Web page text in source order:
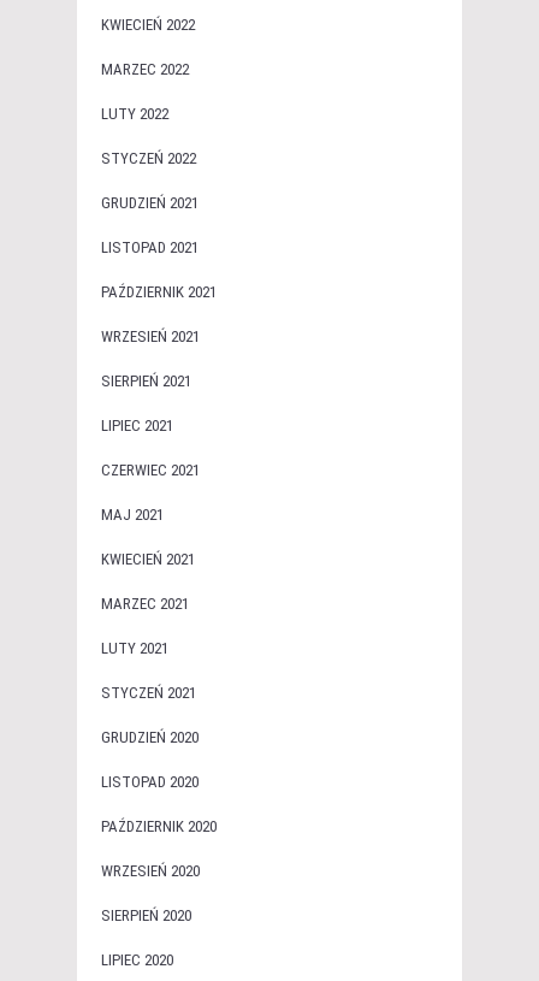
KWIECIEŃ 2022
MARZEC 2022
LUTY 2022
STYCZEŃ 2022
GRUDZIEŃ 2021
LISTOPAD 2021
PAŹDZIERNIK 2021
WRZESIEŃ 2021
SIERPIEŃ 2021
LIPIEC 2021
CZERWIEC 2021
MAJ 2021
KWIECIEŃ 2021
MARZEC 2021
LUTY 2021
STYCZEŃ 2021
GRUDZIEŃ 2020
LISTOPAD 2020
PAŹDZIERNIK 2020
WRZESIEŃ 2020
SIERPIEŃ 2020
LIPIEC 2020